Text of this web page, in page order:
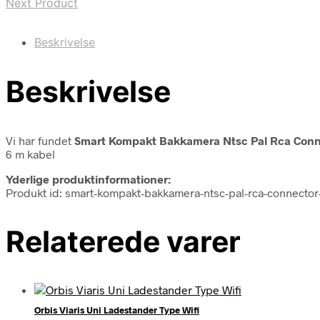
Beskrivelse
Beskrivelse
Vi har fundet Smart Kompakt Bakkamera Ntsc Pal Rca
6 m kabel
Yderlige produktinformationer:
Produkt id: smart-kompakt-bakkamera-ntsc-pal-rca-
Relaterede varer
Orbis Viaris Uni Ladestander Type Wifi